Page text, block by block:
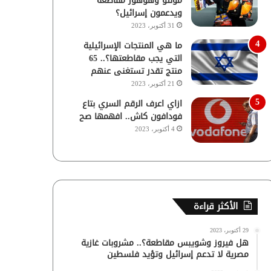
ويدعمون إسرائيل؟
31 أكتوبر، 2023
ما هي المنتجات الإسرائيلية
التي يجب مقاطعتها؟.. 65
منتج تقدر تستغنى عنهم
21 أكتوبر، 2023
ازاي اعرف الرقم السري بتاع
فودافون كاش.. افهمها صح
4 أكتوبر، 2023
الأكثر قراءة
29 أكتوبر، 2023
هل فيروز وشويبس مقاطعة؟.. مشروبات غازية
مصرية لا تدعم إسرائيل وتؤيد فلسطين